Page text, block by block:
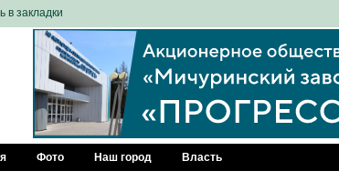
в закладки
Фото Наш город Власть